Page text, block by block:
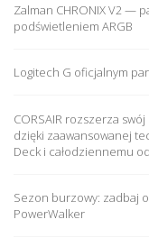
Zalman CHRONIX V2 —
podświetleniem ARGB
Logitech G oficjalnym
CORSAIR rozszerza
dzięki zaawansowanej
Deck i całodziennemu
Sezon burzowy: zadbaj
PowerWalker